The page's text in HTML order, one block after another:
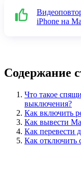
iPhone на
Содержание
Что такое
выключения?
Как включить
Как вывести
Как перевести
Как отключить